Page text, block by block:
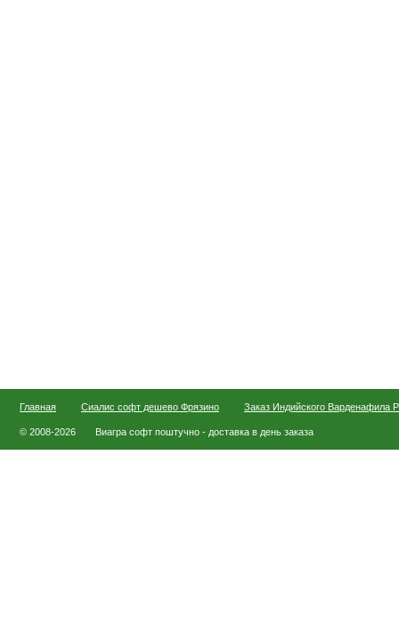
Главная Сиалис софт дешево Фрязино Заказ Индийского Варденафила
© 2008-2026 Виагра софт поштучно - доставка в день заказа